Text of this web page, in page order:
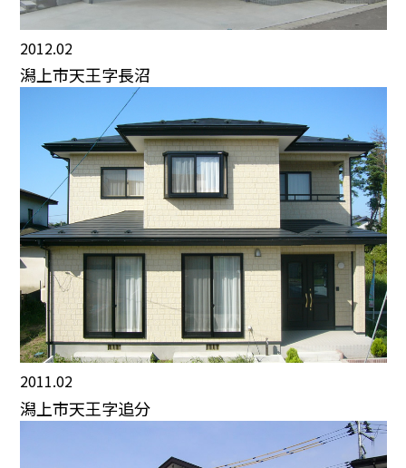
2012.02
潟上市天王字長沼
2011.02
潟上市天王字追分